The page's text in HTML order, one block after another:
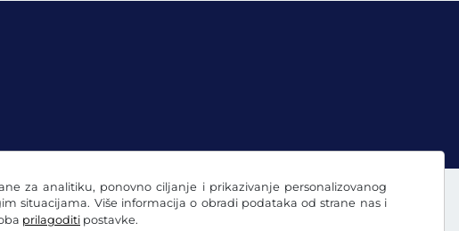
za analitiku, ponovno ciljanje i prikazivanje personalizovanog
situacijama. Više informacija o obradi podataka od strane nas i
prilagoditi postavke.